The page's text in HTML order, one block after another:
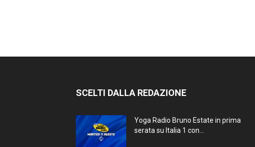
SCELTI DALLA REDAZIONE
Yoga Radio Bruno Estate in prima
serata su Italia 1 con...